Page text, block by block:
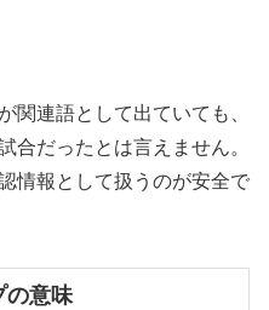
関連語として出ていても、
合だったとは言えません。
情報として扱うのが安全で
の意味